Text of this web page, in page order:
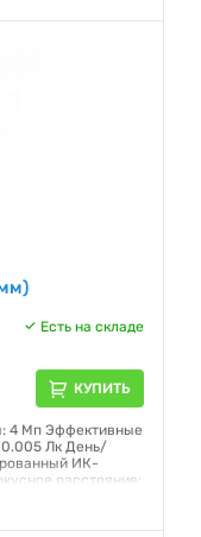
Есть на складе
КУПИТЬ
4 Мп Эффективные
0.005 Лк День/
ИК-
расстояние: